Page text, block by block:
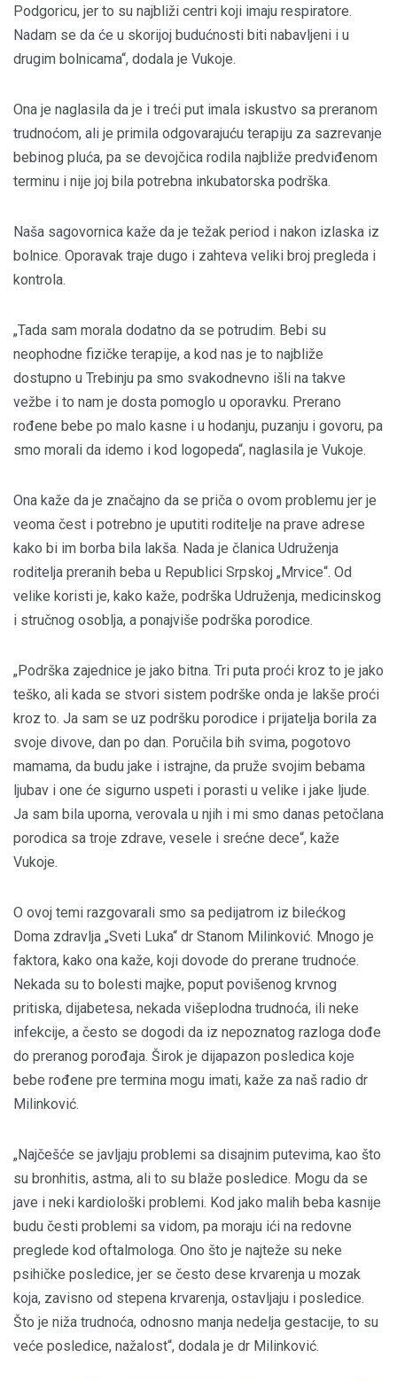
Podgoricu, jer to su najbliži centri koji imaju respiratore.
Nadam se da će u skorijoj budućnosti biti nabavljeni i u
drugim bolnicama“, dodala je Vukoje.
Ona je naglasila da je i treći put imala iskustvo sa preranom
trudnoćom, ali je primila odgovarajuću terapiju za sazrevanje
bebinog pluća, pa se devojčica rodila najbliže predviđenom
terminu i nije joj bila potrebna inkubatorska podrška.
Naša sagovornica kaže da je težak period i nakon izlaska iz
bolnice. Oporavak traje dugo i zahteva veliki broj pregleda i
kontrola.
„Tada sam morala dodatno da se potrudim. Bebi su
neophodne fizičke terapije, a kod nas je to najbliže
dostupno u Trebinju pa smo svakodnevno išli na takve
vežbe i to nam je dosta pomoglo u oporavku. Prerano
rođene bebe po malo kasne i u hodanju, puzanju i govoru, pa
smo morali da idemo i kod logopeda“, naglasila je Vukoje.
Ona kaže da je značajno da se priča o ovom problemu jer je
veoma čest i potrebno je uputiti roditelje na prave adrese
kako bi im borba bila lakša. Nada je članica Udruženja
roditelja preranih beba u Republici Srpskoj „Mrvice“. Od
velike koristi je, kako kaže, podrška Udruženja, medicinskog
i stručnog osoblja, a ponajviše podrška porodice.
„Podrška zajednice je jako bitna. Tri puta proći kroz to je jako
teško, ali kada se stvori sistem podrške onda je lakše proći
kroz to. Ja sam se uz podršku porodice i prijatelja borila za
svoje divove, dan po dan. Poručila bih svima, pogotovo
mamama, da budu jake i istrajne, da pruže svojim bebama
ljubav i one će sigurno uspeti i porasti u velike i jake ljude.
Ja sam bila uporna, verovala u njih i mi smo danas petočlana
porodica sa troje zdrave, vesele i srećne dece“, kaže
Vukoje.
O ovoj temi razgovarali smo sa pedijatrom iz bilećkog
Doma zdravlja „Sveti Luka“ dr Stanom Milinković. Mnogo je
faktora, kako ona kaže, koji dovode do prerane trudnoće.
Nekada su to bolesti majke, poput povišenog krvnog
pritiska, dijabetesa, nekada višeplodna trudnoća, ili neke
infekcije, a često se dogodi da iz nepoznatog razloga dođe
do preranog porođaja. Širok je dijapazon posledica koje
bebe rođene pre termina mogu imati, kaže za naš radio dr
Milinković.
„Najčešće se javljaju problemi sa disajnim putevima, kao što
su bronhitis, astma, ali to su blaže posledice. Mogu da se
jave i neki kardiološki problemi. Kod jako malih beba kasnije
budu česti problemi sa vidom, pa moraju ići na redovne
preglede kod oftalmologa. Ono što je najteže su neke
psihičke posledice, jer se često dese krvarenja u mozak
koja, zavisno od stepena krvarenja, ostavljaju i posledice.
Što je niža trudnoća, odnosno manja nedelja gestacije, to su
veće posledice, nažalost“, dodala je dr Milinković.